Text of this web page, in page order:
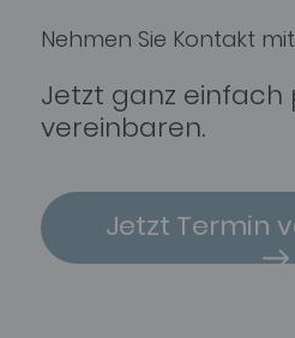
Nehmen Sie Kontakt
Jetzt ganz einfach
vereinbaren.
Jetzt Termin